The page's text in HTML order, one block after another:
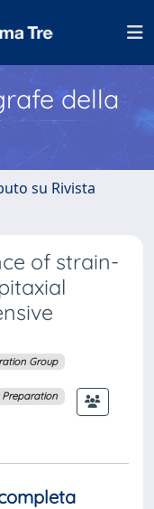
della
su Rivista
of strain-
Group